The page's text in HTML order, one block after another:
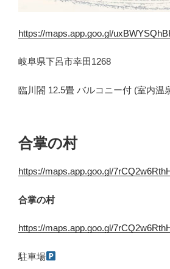
https://maps.app.goo.gl/
岐阜県下呂市幸田1268
臨川閤 12.5畳 バルコニー付 (室内温
合掌の村
https://maps.app.goo.gl/
合掌の村
https://maps.app.goo.gl/
駐車場